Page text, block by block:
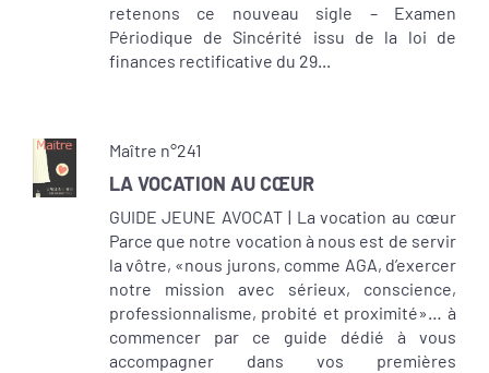
retenons ce nouveau sigle – Examen
Périodique de Sincérité issu de la loi de
finances rectificative du 29...
Maître n°241
LA VOCATION AU CŒUR
GUIDE JEUNE AVOCAT | La vocation au cœur
Parce que notre vocation à nous est de servir
la vôtre, «nous jurons, comme AGA, d’exercer
notre mission avec sérieux, conscience,
professionnalisme, probité et proximité»… à
commencer par ce guide dédié à vous
accompagner dans vos premières